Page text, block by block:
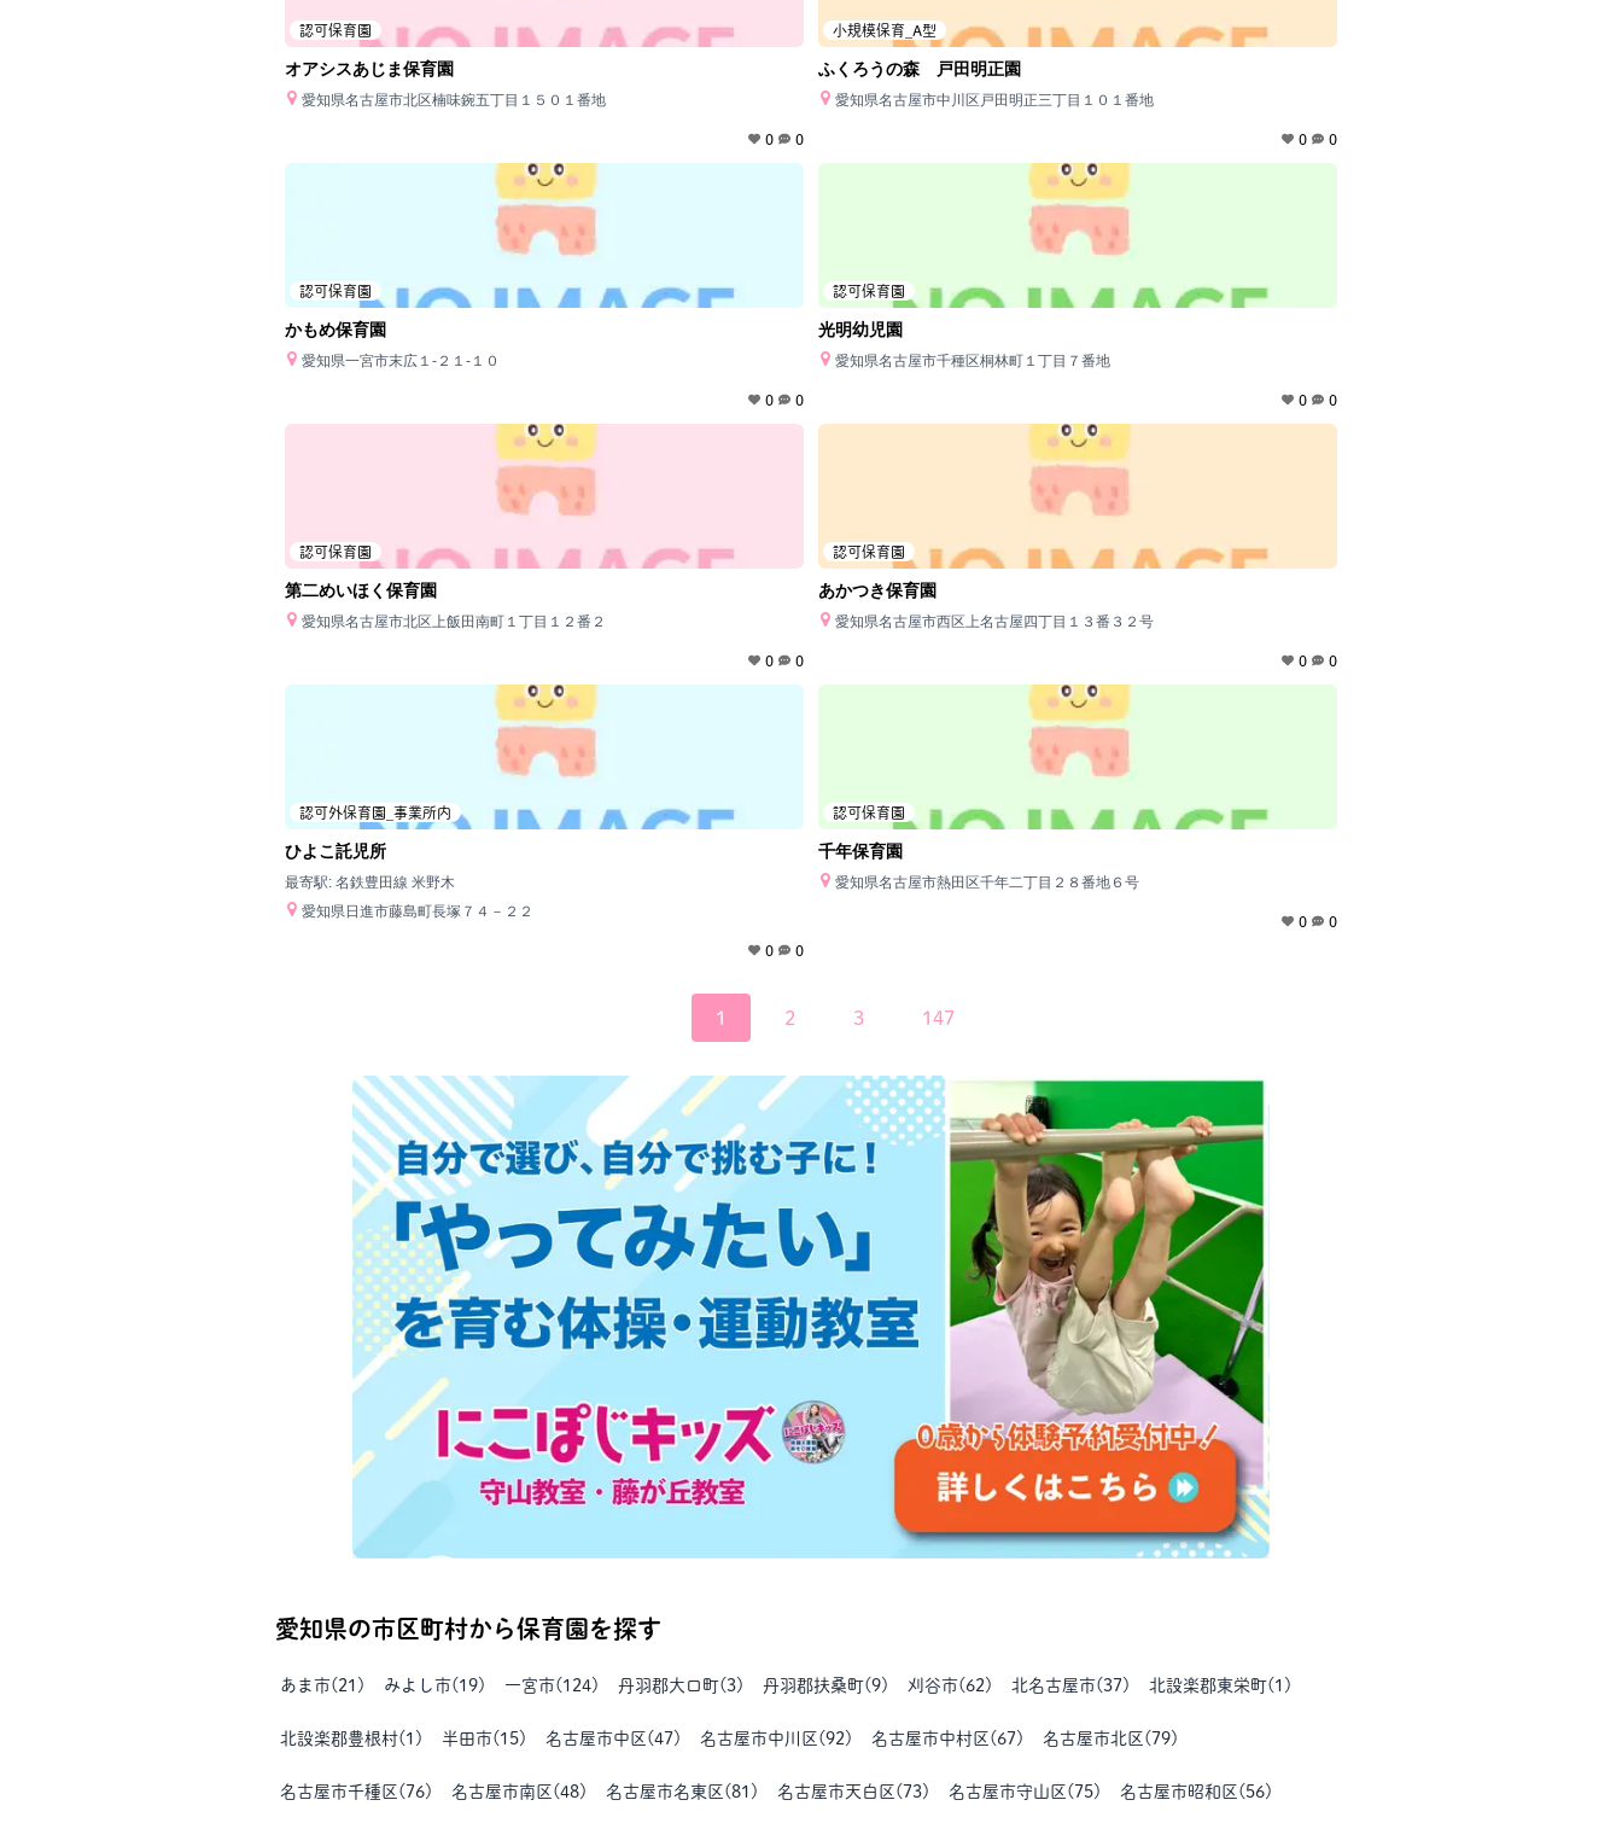
認可保育園
オアシスあじま保育園
愛知県名古屋市北区楠味鋺五丁目１５０１番地
0 0
小規模保育_A型
ふくろうの森 戸田明正園
愛知県名古屋市中川区戸田明正三丁目１０１番地
0 0
認可保育園
かもめ保育園
愛知県一宮市末広１‐２１‐１０
0 0
認可保育園
光明幼児園
愛知県名古屋市千種区桐林町１丁目７番地
0 0
認可保育園
第二めいほく保育園
愛知県名古屋市北区上飯田南町１丁目１２番２
0 0
認可保育園
あかつき保育園
愛知県名古屋市西区上名古屋四丁目１３番３２号
0 0
認可外保育園_事業所内
ひよこ託児所
最寄駅: 名鉄豊田線 米野木
愛知県日進市藤島町長塚７４－２２
0 0
認可保育園
千年保育園
愛知県名古屋市熱田区千年二丁目２８番地６号
0 0
1 2 3 147
愛知県の市区町村から保育園を探す
あま市( 21 ) みよし市( 19) 一宮市( 124) 丹羽郡大口町(3) 丹羽郡扶桑町(9) 刈谷市( 62 ) 北名古屋市(37 ) 北設楽郡東栄町( 1 )
北設楽郡豊根村( 1 ) 半田市( 15) 名古屋市中区 (47 ) 名古屋市中川区 (92 ) 名古屋市中村区 ( 67 ) 名古屋市北区 ( 79)
名古屋市千種区 ( 76) 名古屋市南区 (48) 名古屋市名東区 (81 ) 名古屋市天白区 ( 73) 名古屋市守山区 ( 75) 名古屋市昭和区 ( 56)